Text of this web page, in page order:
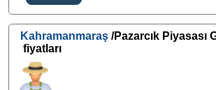
Kahramanmaraş /Pazarcık Piyasası
fiyatları